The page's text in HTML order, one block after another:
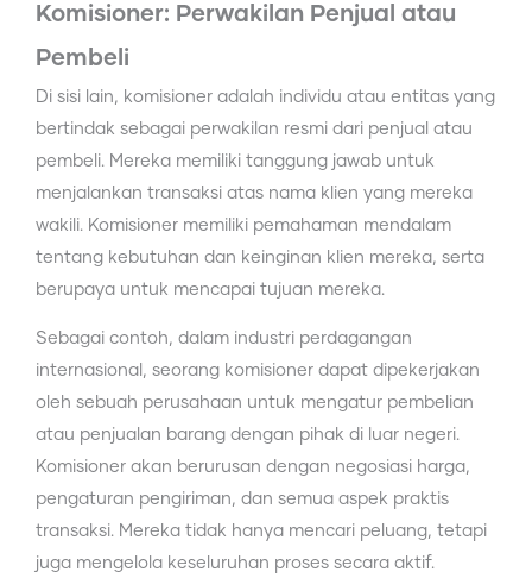
Komisioner: Perwakilan Penjual atau
Pembeli
Di sisi lain, komisioner adalah individu atau entitas yang
bertindak sebagai perwakilan resmi dari penjual atau
pembeli. Mereka memiliki tanggung jawab untuk
menjalankan transaksi atas nama klien yang mereka
wakili. Komisioner memiliki pemahaman mendalam
tentang kebutuhan dan keinginan klien mereka, serta
berupaya untuk mencapai tujuan mereka.
Sebagai contoh, dalam industri perdagangan
internasional, seorang komisioner dapat dipekerjakan
oleh sebuah perusahaan untuk mengatur pembelian
atau penjualan barang dengan pihak di luar negeri.
Komisioner akan berurusan dengan negosiasi harga,
pengaturan pengiriman, dan semua aspek praktis
transaksi. Mereka tidak hanya mencari peluang, tetapi
juga mengelola keseluruhan proses secara aktif.